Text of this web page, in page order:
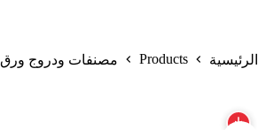
الرئيسية Products مصنفات ودروج ورق